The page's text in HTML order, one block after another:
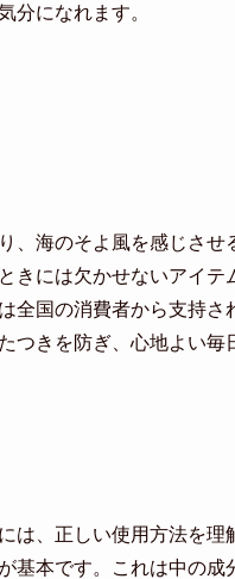
分になれます。
、海のそよ風を感じさ
きには欠かせないアイ
全国の消費者から支持
きを防ぎ、心地よい毎
は、正しい使用方法を
基本です。これは中の